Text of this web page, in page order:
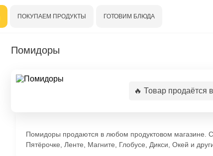
ПОКУПАЕМ ПРОДУКТЫ ГОТОВИМ БЛЮДА
Помидоры
🔥 Товар продаётся
Помидоры продаются в любом продуктовом магазине.
Пятёрочке, Ленте, Магните, Глобусе, Дикси, Окей и